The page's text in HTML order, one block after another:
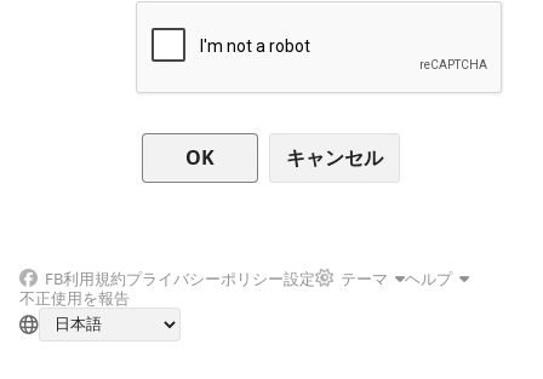
キャンセル
FB利用規約プライバシーポリシー設定 テーマ
ヘルプ
不正使用を報告